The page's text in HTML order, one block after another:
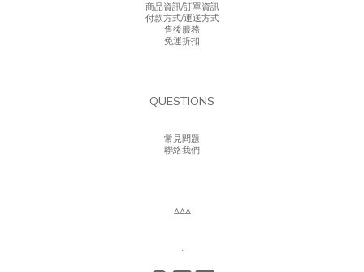
商品資訊/訂單資訊
付款方式/運送方式
售後服務
免運折扣
QUESTIONS
常見問題
聯絡我們
▵▵▵
.